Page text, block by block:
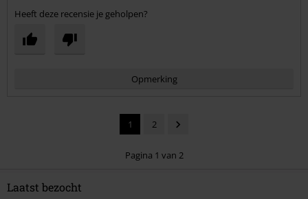
Heeft deze recensie je geholpen?
Opmerking
1 2
Pagina 1 van 2
Laatst bezocht